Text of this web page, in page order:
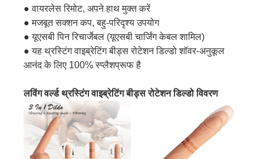
● वायरलेस रिमोट, अपने हाथ मुक्त करें
● मजबूत सक्शन कप, बहु-परिदृश्य उपयोग
● यूएसबी पिन रिचार्जेबल (यूएसबी चार्जिंग केबल शामिल)
● यह थ्रस्टिंग वाइब्रेटिंग बीड्स रोटेशन डिल्डो शॉवर-अनुकूल
आनंद के लिए 100% स्प्लैशप्रूफ है
लविंग वर्ल्ड थ्रस्टिंग वाइब्रेटिंग बीड्स रोटेशन डिल्डो विवरण